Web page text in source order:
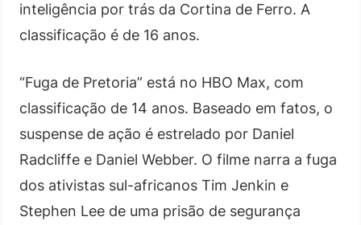
inteligência por trás da Cortina de Ferro. A
classificação é de 16 anos.
“Fuga de Pretoria” está no HBO Max, com
classificação de 14 anos. Baseado em fatos, o
suspense de ação é estrelado por Daniel
Radcliffe e Daniel Webber. O filme narra a fuga
dos ativistas sul-africanos Tim Jenkin e
Stephen Lee de uma prisão de segurança